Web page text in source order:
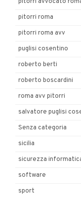
pitorri roma
pitorri roma avv
puglisi cosentino
roberto berti
roberto boscardini
roma avv pitorri
salvatore puglisi
Senza categoria
sicilia
sicurezza
software
sport